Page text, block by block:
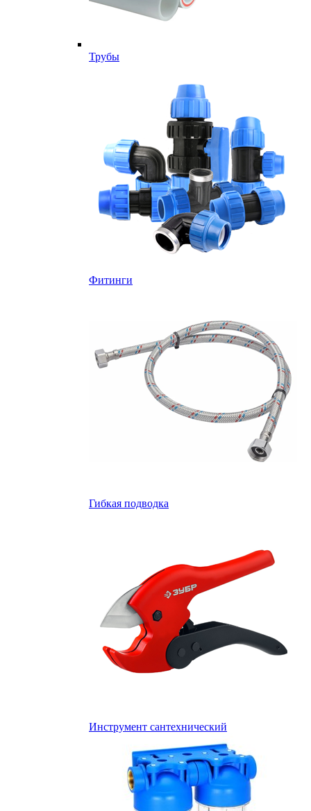
Трубы
Фитинги
Гибкая подводка
Инструмент сантехнический